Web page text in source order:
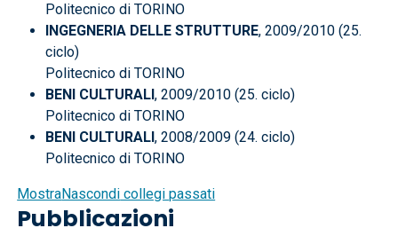
Politecnico di TORINO
INGEGNERIA DELLE STRUTTURE, 2009/2010 (25.
ciclo)
Politecnico di TORINO
BENI CULTURALI, 2009/2010 (25. ciclo)
Politecnico di TORINO
BENI CULTURALI, 2008/2009 (24. ciclo)
Politecnico di TORINO
MostraNascondi collegi passati
Pubblicazioni